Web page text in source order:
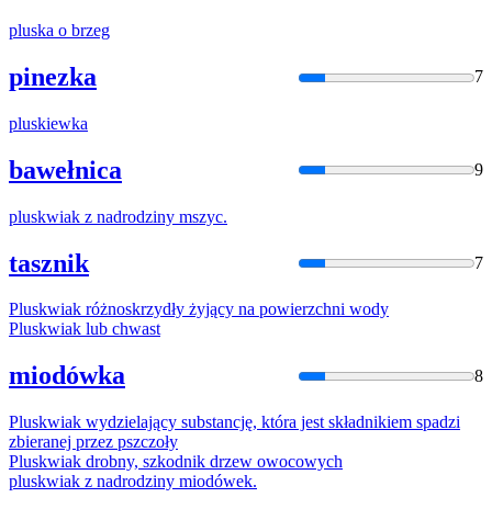
pluska o brzeg
pinezka 7
pluskiewka
bawełnica 9
pluskwiak z nadrodziny mszyc.
tasznik 7
Pluskwiak różnoskrzydły żyjący na powierzchni wody
Pluskwiak lub chwast
miodówka 8
Pluskwiak wydzielający substancję, która jest składnikiem spadzi
zbieranej przez pszczoły
Pluskwiak drobny, szkodnik drzew owocowych
pluskwiak z nadrodziny miodówek.